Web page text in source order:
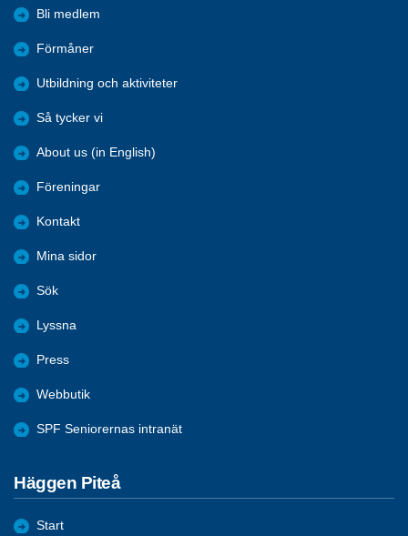
Bli medlem
Förmåner
Utbildning och aktiviteter
Så tycker vi
About us (in English)
Föreningar
Kontakt
Mina sidor
Sök
Lyssna
Press
Webbutik
SPF Seniorernas intranät
Häggen Piteå
Start